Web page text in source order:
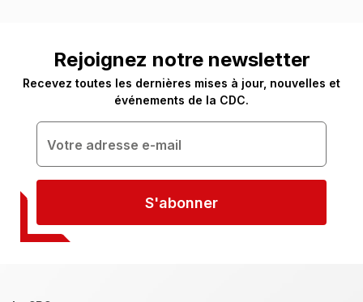
Rejoignez notre newsletter
Recevez toutes les dernières mises à jour, nouvelles et
événements de la CDC.
S'abonner